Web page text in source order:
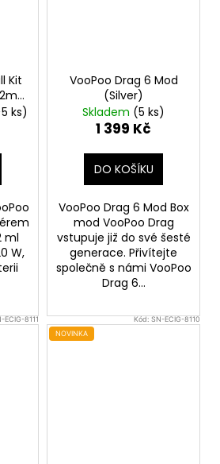
Kit
ks)
ml
W,
VooPoo Drag 6 Mod
(Silver)
Skladem (5 ks)
1 399 Kč
DO KOŠÍKU
VooPoo Drag 6 Mod Box
mod VooPoo Drag
vstupuje již do své šesté
generace. Přivítejte
společně s námi VooPoo
Drag 6...
ECIG-8111
Kód:SN-ECIG-8110
NOVINKA